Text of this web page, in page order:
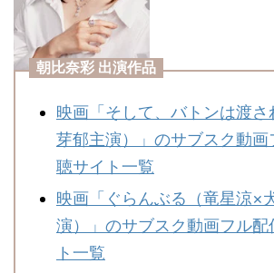
朝比奈彩 出演作品
映画「そして、バトンは渡さ
芽郁主演）」のサブスク動画
聴サイト一覧
映画「ぐらんぶる（竜星涼×
演）」のサブスク動画フル配
ト一覧